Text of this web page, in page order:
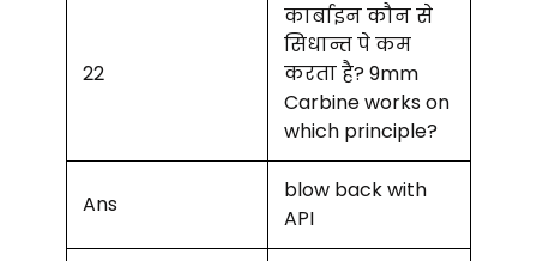
22
कार्बाइन कौन से
सिधान्त पे कम
करता है? 9mm
Carbine works on
which principle?
Ans
blow back with
API